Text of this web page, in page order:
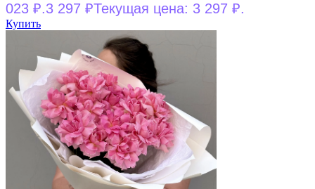
023 ₽.3 297 ₽Текущая цена: 3 297 ₽.
Купить